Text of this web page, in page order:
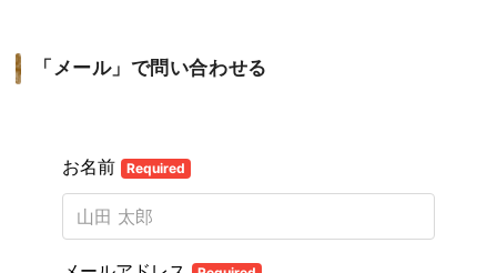
「メール」で問い合わせる